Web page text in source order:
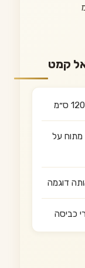
קמט
מתוח על
דוגמה
כביסה